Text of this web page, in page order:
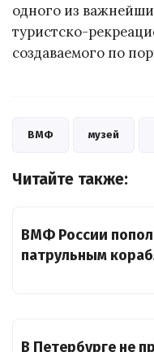
одного из
туристско-
создаваемого по
ВМФ музей
Читайте также:
ВМФ России
патрульным
В Петербурге не